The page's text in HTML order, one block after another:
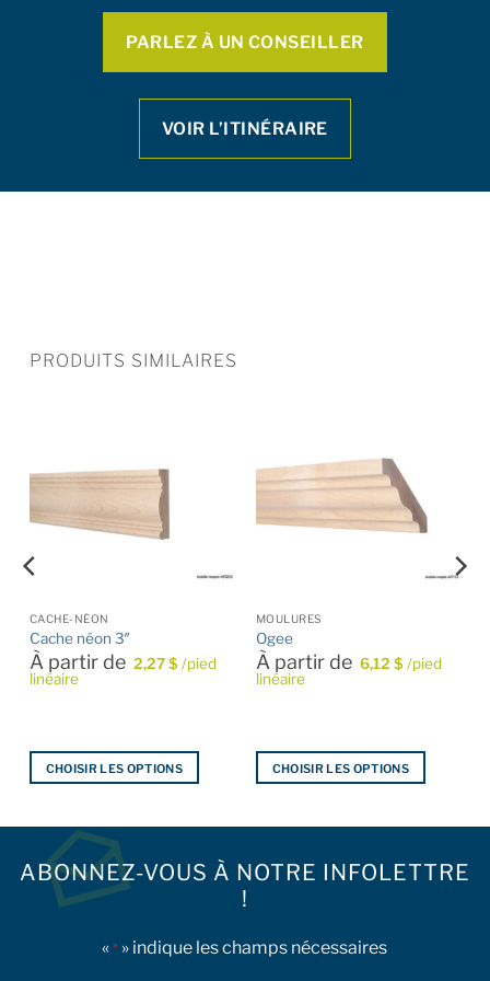
PARLEZ À UN CONSEILLER
VOIR L’ITINÉRAIRE
PRODUITS SIMILAIRES
CACHE-NÉON
Cache néon 3″
À partir de 2,27$ /pied
linéaire
CHOISIR LES OPTIONS
plusieurs
variations.
MOULURES
Ogee
À partir de 6,12 $ /pied
linéaire
CHOISIR LES OPTIONS
plusieurs
variations.
peuvent
ABONNEZ-VOUS À NOTRE INFOLETTRE
!
«* » indique les champs nécessaires